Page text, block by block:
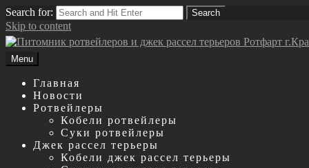
Search for: Search
Skip to content
Menu
Главная
Новости
Ротвейлеры
Кобели ротвейлеры
Суки ротвейлеры
Джек рассел терьеры
Кобели джек рассел терьеры